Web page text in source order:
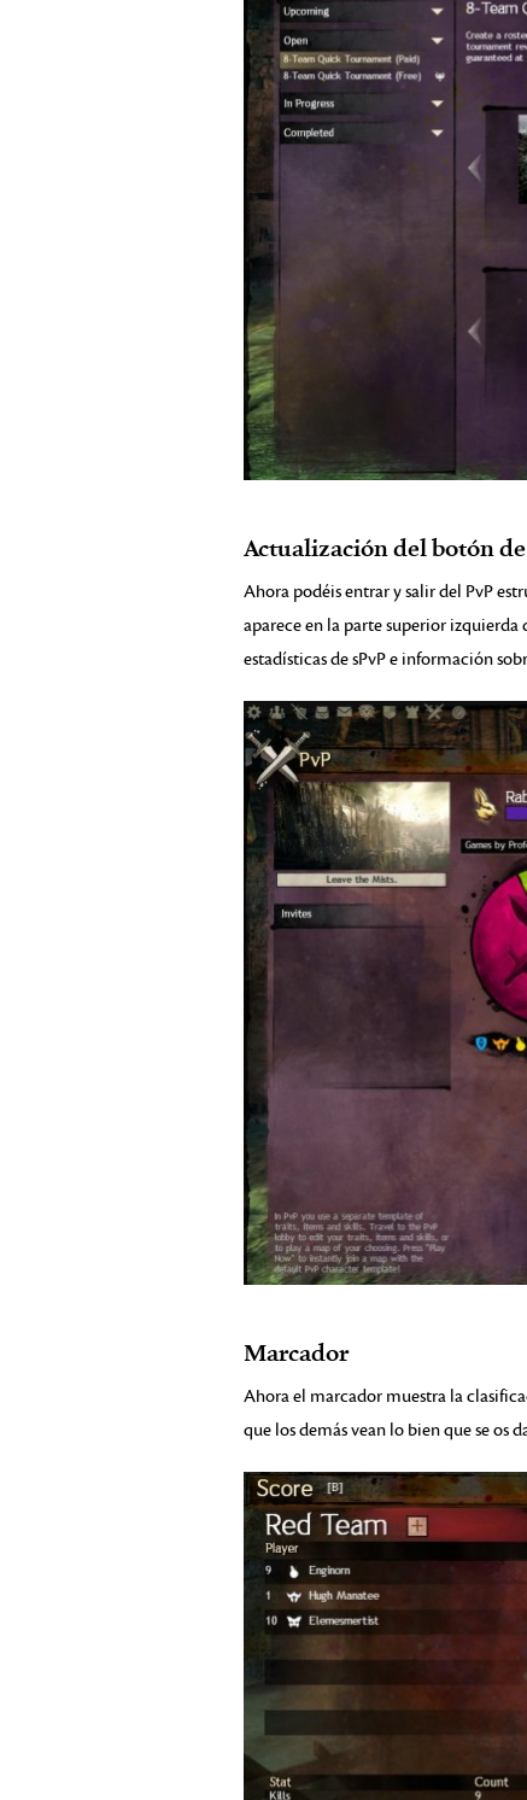
Actualización del botón
Ahora podéis entrar y salir del PvP
aparece en la parte superior izquierda
estadísticas de sPvP e información
Marcador
Ahora el marcador muestra la
que los demás vean lo bien que se os